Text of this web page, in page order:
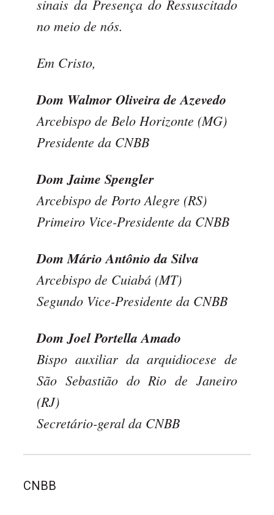
sinais da Presença do Ressuscitado
no meio de nós.
Em Cristo,
Dom Walmor Oliveira de Azevedo
Arcebispo de Belo Horizonte (MG)
Presidente da CNBB
Dom Jaime Spengler
Arcebispo de Porto Alegre (RS)
Primeiro Vice-Presidente da CNBB
Dom Mário Antônio da Silva
Arcebispo de Cuiabá (MT)
Segundo Vice-Presidente da CNBB
Dom Joel Portella Amado
Bispo auxiliar da arquidiocese de
São Sebastião do Rio de Janeiro
(RJ)
Secretário-geral da CNBB
CNBB